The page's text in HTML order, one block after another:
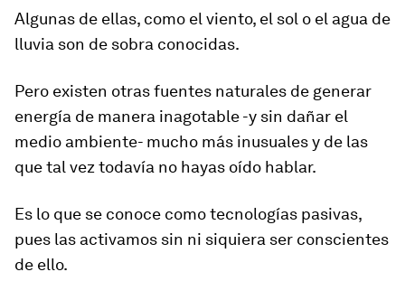
Algunas de ellas, como el viento, el sol o el agua de
lluvia son de sobra conocidas.
Pero existen otras fuentes naturales de generar
energía de manera inagotable -y sin dañar el
medio ambiente- mucho más inusuales y de las
que tal vez todavía no hayas oído hablar.
Es lo que se conoce comotecnologías pasivas,
pues las activamos sin ni siquiera ser conscientes
de ello.